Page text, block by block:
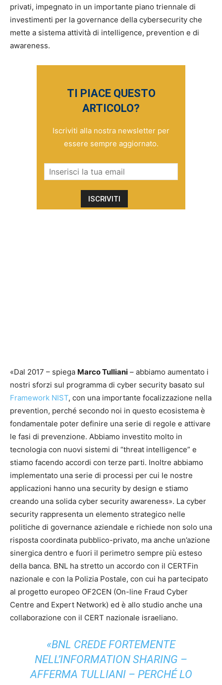
privati, impegnato in un importante piano triennale di
investimenti per la governance della cybersecurity che
mette a sistema attività di intelligence, prevention e di
awareness.
TI PIACE QUESTO
ARTICOLO?
Iscriviti alla nostra newsletter per
essere sempre aggiornato.
«Dal 2017 – spiega Marco Tulliani – abbiamo aumentato i
nostri sforzi sul programma di cyber security basato sul
Framework NIST, con una importante focalizzazione nella
prevention, perché secondo noi in questo ecosistema è
fondamentale poter definire una serie di regole e attivare
le fasi di prevenzione. Abbiamo investito molto in
tecnologia con nuovi sistemi di “threat intelligence” e
stiamo facendo accordi con terze parti. Inoltre abbiamo
implementato una serie di processi per cui le nostre
applicazioni hanno una security by design e stiamo
creando una solida cyber security awareness». La cyber
security rappresenta un elemento strategico nelle
politiche di governance aziendale e richiede non solo una
risposta coordinata pubblico-privato, ma anche un’azione
sinergica dentro e fuori il perimetro sempre più esteso
della banca. BNL ha stretto un accordo con il CERTFin
nazionale e con la Polizia Postale, con cui ha partecipato
al progetto europeo OF2CEN (On-line Fraud Cyber
Centre and Expert Network) ed è allo studio anche una
collaborazione con il CERT nazionale israeliano.
«BNL CREDE FORTEMENTE
NELL’INFORMATION SHARING –
AFFERMA TULLIANI – PERCHÉ LO